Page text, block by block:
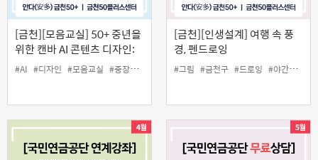
[금천][모음교실] 50+ 중년을
위한 캔바 AI 콘텐츠 디자인:
이미지부터 영상까지 한 번에
#AI #디자인 #모음교실 #중장년
[금천][인생설계] 여행 속 풍
경, 펜드로잉
#그림 #금천구 #드로잉 #야간 #중장